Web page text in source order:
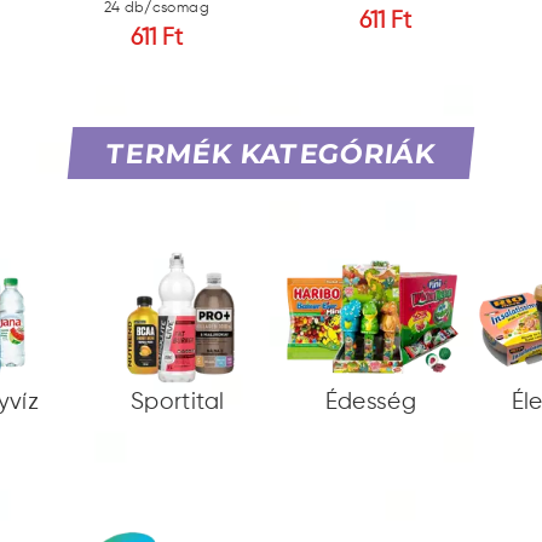
24 db/csomag
611 Ft
611 Ft
TERMÉK KATEGÓRIÁK
Sportital Édesség